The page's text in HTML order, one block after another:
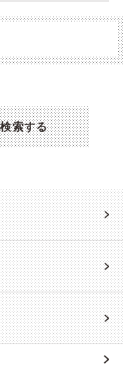
索する